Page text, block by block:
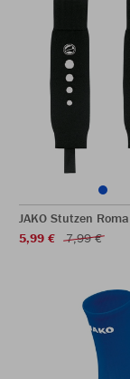
JAKO Stutzen Roma
5,99 €
7,99 €